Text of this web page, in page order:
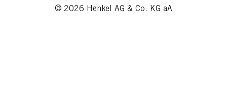
© 2026 Henkel AG & Co. KG aA